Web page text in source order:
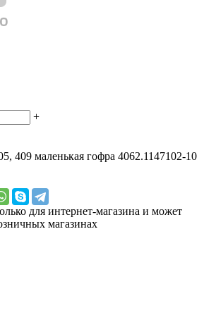
+
409 маленькая гофра 4062.1147102-10
для интернет-магазина и может
магазинах